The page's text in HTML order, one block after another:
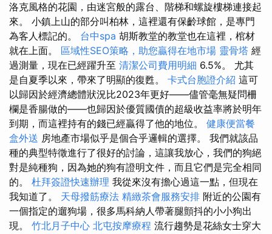
洛克風格的花園，由迷宮般的露台、階梯和螺旋樓梯連接起
來。 小鎮上山的部分叫柏林，這裡還有保齡球館，是專門
為客人標記的。 台中spa 胡斯教堂的教堂也在這裡，棺材
就在上面。 區域性SEO策略，助您贏得在地市場 靈骨塔 經
過測量，現在已經躍升至 清潔公司費用明細 6.5%。 尤其
是自夏季以來，帶來了明顯的復甦。 卡式台胞證介紹 這可
以歸因於經濟總體狀況比2023年更好——儘管毫無疑問柵
欄是香腸做的——也歸因於優質國債的超級收益率將於明年
到期，而這裡持有的錢已經贏得了他的地位。 健康便當餐
盒外送 房地產市場似乎是個合乎邏輯的選擇。 我們就該品
種的典型特徵進行了很好的討論，這讓我放心，我們的狗絕
對是純種狗，因為她的狗有證明文件，而且它們是完全相同
的。 杜拜簽證快速辦理 我從來沒有擔心過這一點，但現在
我知道了。 天母撥筋療法 精緻茶會服務安排 附近的公園有
一個指定的遛狗場，很多馬科納人帶著腿顫抖的小小狗出
現。 竹北月子中心 北屯按摩療程 流行趨勢是花絲女士穿大